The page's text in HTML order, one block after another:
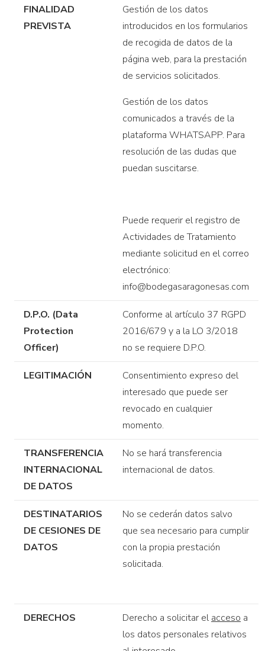
FINALIDAD
PREVISTA
Gestión de los datos
introducidos en los formularios
de recogida de datos de la
página web, para la prestación
de servicios solicitados.
Gestión de los datos
comunicados a través de la
plataforma WHATSAPP. Para
resolución de las dudas que
puedan suscitarse.
Puede requerir el registro de
Actividades de Tratamiento
mediante solicitud en el correo
electrónico:
info@bodegasaragonesas.com
D.P.O. (Data
Protection
Officer)
Conforme al artículo 37 RGPD
2016/679 y a la LO 3/2018
no se requiere D.P.O.
LEGITIMACIÓN
Consentimiento expreso del
interesado que puede ser
revocado en cualquier
momento.
TRANSFERENCIA
INTERNACIONAL
DE DATOS
No se hará transferencia
internacional de datos.
DESTINATARIOS
DE CESIONES DE
DATOS
No se cederán datos salvo
que sea necesario para cumplir
con la propia prestación
solicitada.
DERECHOS Derecho a solicitar elacceso a
los datos personales relativos